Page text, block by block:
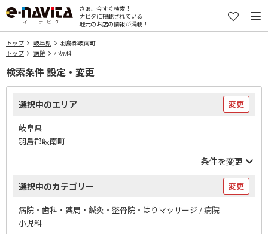
さぁ、今すぐ検索！
ナビタに掲載されている
地元のお店の情報が満載！
トップ 岐阜県
羽島郡岐南町
トップ
病院 小児科
検索条件 設定・変更
選択中のエリア 変更
岐阜県
羽島郡岐南町
条件を変更
選択中のカテゴリー 変更
病院・歯科・薬局・鍼灸・整骨院・はりマッサージ / 病院
小児科